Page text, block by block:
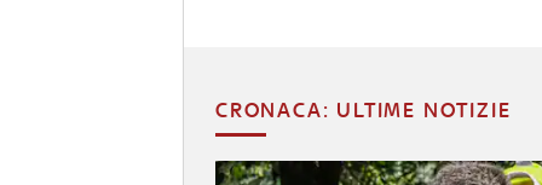
CRONACA: ULTIME NOTIZIE